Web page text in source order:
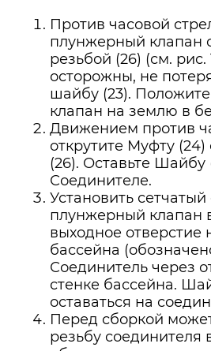
Против часовой
плунжерный клапан
резьбой (26) (см. рис.
осторожны, не
шайбу (23).
клапан на землю в
Движением против
открутите Муфту
(26). Оставьте Шайбу
Соединителе.
Установить
плунжерный клапан
выходное отверстие
бассейна
Соединитель через
стенке бассейна.
оставаться на
Перед сборкой
резьбу соединителя